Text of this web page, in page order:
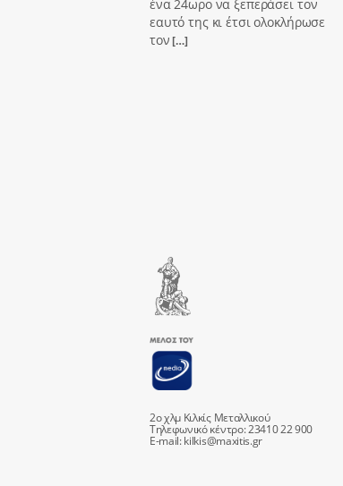
ένα 24ωρο να ξεπεράσει τον
εαυτό της κι έτσι ολοκλήρωσε
τον[…]
2ο χλμ Κιλκίς Μεταλλικού
Τηλεφωνικό κέντρο: 23410 22 900
E-mail:kilkis@maxitis.gr